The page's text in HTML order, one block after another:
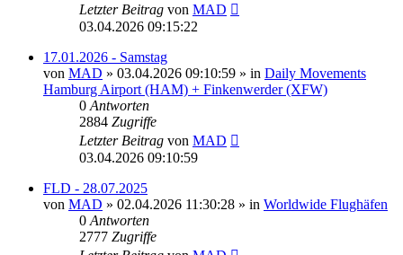
Letzter Beitrag von MAD
03.04.2026 09:15:22
17.01.2026 - Samstag
von MAD » 03.04.2026 09:10:59 » in Daily Movements
Hamburg Airport (HAM) + Finkenwerder (XFW)
0 Antworten
2884 Zugriffe
Letzter Beitrag von MAD
03.04.2026 09:10:59
FLD - 28.07.2025
von MAD » 02.04.2026 11:30:28 » in Worldwide Flughäfen
0 Antworten
2777 Zugriffe